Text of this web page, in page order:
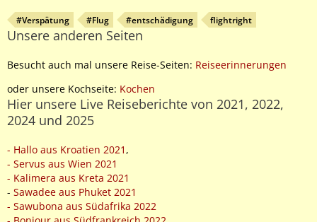
#Verspätung #Flug #entschädigung flightright
Unsere anderen Seiten
Besucht auch mal unsere Reise-Seiten: Reiseerinnerungen
oder unsere Kochseite: Kochen
Hier unsere Live Reiseberichte von 2021, 2022,
2024 und 2025
- Hallo aus Kroatien 2021 ,
- Servus aus Wien 2021
- Kalimera aus Kreta 2021
- Sawadee aus Phuket 2021
- Sawubona aus Südafrika 2022